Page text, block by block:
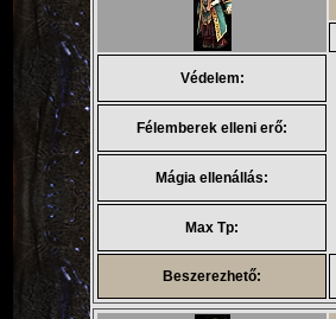
Védelem:
Félemberek elleni erő:
Mágia ellenállás:
Max Tp:
Beszerezhető: